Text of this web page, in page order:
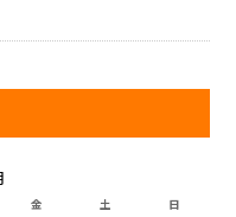
金 土 日